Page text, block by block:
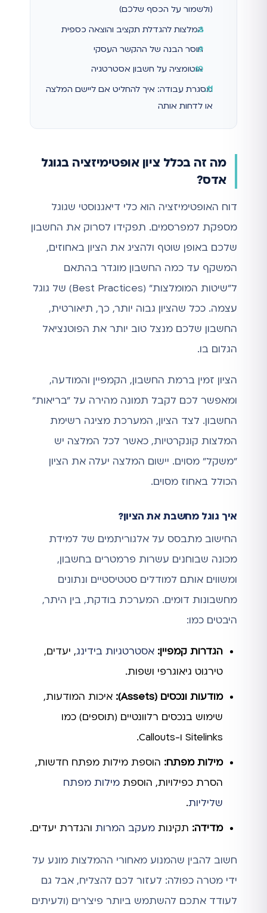
(ולשמור על הכסף שלכם)
המלצות להגדלת תקציב והוצאה כספית
חוסר הבנה של ההקשר העסקי
אוטומציה על חשבון אסטרטגיה
מסגרת עבודה: איך להחליט אם ליישם המלצה
או לדחות אותה
מה זה בכלל ציון אופטימיזציה בגוגל
אדס?
דוח האופטימיזציה הוא כלי דיאגנוסטי שגוגל
מספקת למפרסמים. תפקידו לסרוק את החשבון
שלכם באופן שוטף ולהציג את הציון באחוזים,
המשקף עד כמה החשבון מוגדר בהתאם
ל"שיטות המומלצות" (Best Practices) של גוגל
עצמה. ככל שהציון גבוה יותר, כך, תיאורטית,
החשבון שלכם מנצל טוב יותר את הפוטנציאל
הגלום בו.
הציון זמין ברמת החשבון, הקמפיין והמודעה,
ומאפשר לכם לקבל תמונה מהירה על "בריאות"
החשבון. לצד הציון, המערכת מציגה רשימת
המלצות קונקרטיות, כאשר לכל המלצה יש
"משקל" מסוים. יישום המלצה יעלה את הציון
הכולל באחוז מסוים.
איך גוגל מחשבת את הציון?
החישוב מתבסס על אלגוריתמים של למידת
מכונה שבוחנים עשרות פרמטרים בחשבון,
ומשווים אותם למודלים סטטיסטיים ונתונים
מחשבונות דומים. המערכת בודקת, בין היתר,
היבטים כמו:
הגדרות קמפיין: אסטרטגיות בידינג, יעדים,
טירגוט גיאוגרפי ושפות.
מודעות ונכסים (Assets):
איכות המודעות,
שימוש בנכסים רלוונטיים (תוספים) כמו
Sitelinks ו-Callouts.
מילות מפתח: הוספת מילות מפתח חדשות,
הסרת כפילויות, הוספת מילות מפתח
שליליות.
מדידה: תקינות מעקב המרות והגדרת יעדים.
חשוב להבין שהמנוע מאחורי ההמלצות מונע על
ידי מטרה כפולה: לעזור לכם להצליח, אבל גם
לעודד אתכם להשתמש ביותר פיצ'רים (ולעיתים